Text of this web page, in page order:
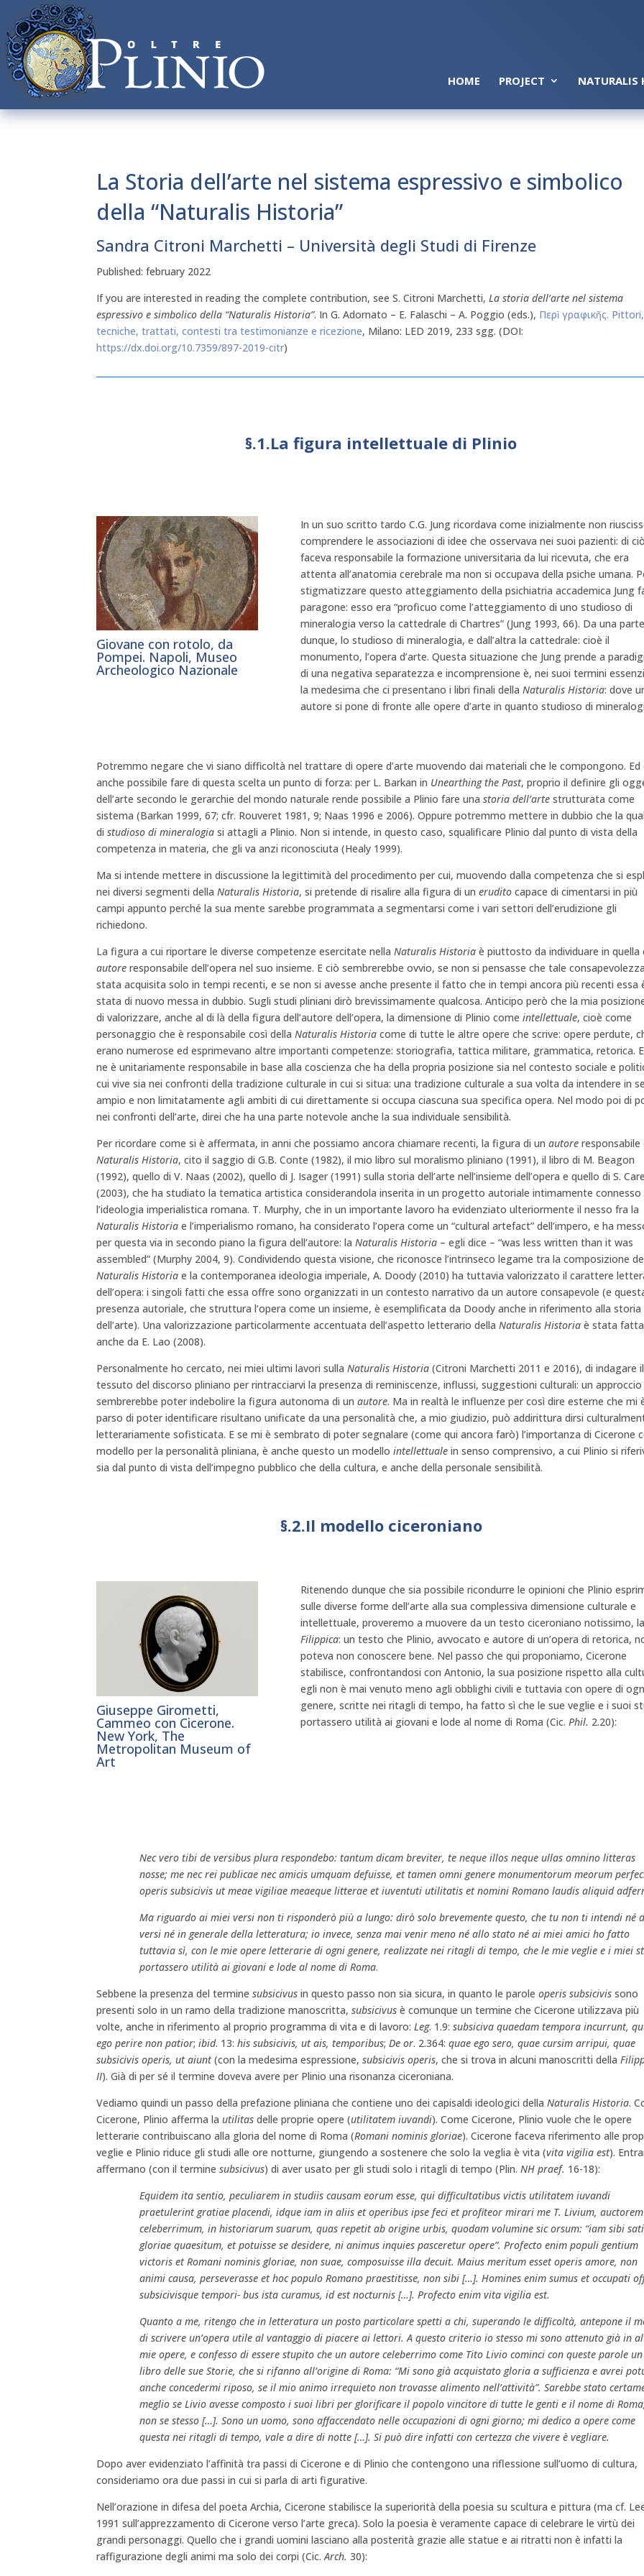
HOME PROJECT NATURALIS
La Storia dell’arte nel sistema espressivo e simbolico
della “Naturalis Historia”
Sandra Citroni Marchetti – Università degli Studi di Firenze
Published: february 2022
If you are interested in reading the complete contribution, see S. Citroni Marchetti,La storia dell’arte nel sistema
espressivo e simbolico della “Naturalis Historia”. In G. Adornato – E. Falaschi – A. Poggio (eds.), Περὶ γραφικῆς. Pittori,
tecniche, trattati, contesti tra testimonianze e ricezione, Milano: LED 2019, 233 sgg. (DOI:
https://dx.doi.org/10.7359/897-2019-citr)
§.1.La figura intellettuale di Plinio
Giovane con rotolo, da
Pompei. Napoli, Museo
Archeologico Nazionale
In un suo scritto tardo C.G. Jung ricordava come inizialmente non
comprendere le associazioni di idee che osservava nei suoi pazienti: di
faceva responsabile la formazione universitaria da lui ricevuta, che era
attenta all’anatomia cerebrale ma non si occupava della psiche umana.
stigmatizzare questo atteggiamento della psichiatria accademica Jung
paragone: esso era “proficuo come l’atteggiamento di uno studioso di
mineralogia verso la cattedrale di Chartres” (Jung 1993, 66). Da una
dunque, lo studioso di mineralogia, e dall’altra la cattedrale: cioè il
monumento, l’opera d’arte. Questa situazione che Jung prende a
di una negativa separatezza e incomprensione è, nei suoi termini
la medesima che ci presentano i libri finali della Naturalis Historia: dove
autore si pone di fronte alle opere d’arte in quanto studioso di
Potremmo negare che vi siano difficoltà nel trattare di opere d’arte muovendo dai materiali che le compongono. Ed
anche possibile fare di questa scelta un punto di forza: per L. Barkan in Unearthing the Past, proprio il definire gli
dell’arte secondo le gerarchie del mondo naturale rende possibile a Plinio fare unastoria dell’artestrutturata come
sistema (Barkan 1999, 67; cfr. Rouveret 1981, 9; Naas 1996 e 2006). Oppure potremmo mettere in dubbio che la
distudioso di mineralogiasi attagli a Plinio. Non si intende, in questo caso, squalificare Plinio dal punto di vista della
competenza in materia, che gli va anzi riconosciuta (Healy 1999).
Ma si intende mettere in discussione la legittimità del procedimento per cui, muovendo dalla competenza che si
nei diversi segmenti dellaNaturalis Historia, si pretende di risalire alla figura di uneruditocapace di cimentarsi in più
campi appunto perché la sua mente sarebbe programmata a segmentarsi come i vari settori dell’erudizione gli
richiedono.
La figura a cui riportare le diverse competenze esercitate nellaNaturalis Historiaè piuttosto da individuare in quella
autoreresponsabile dell’opera nel suo insieme. E ciò sembrerebbe ovvio, se non si pensasse che tale
stata acquisita solo in tempi recenti, e se non si avesse anche presente il fatto che in tempi ancora più recenti essa
stata di nuovo messa in dubbio. Sugli studi pliniani dirò brevissimamente qualcosa. Anticipo però che la mia
di valorizzare, anche al di là della figura dell’autore dell’opera, la dimensione di Plinio comeintellettuale, cioè come
personaggio che è responsabile così dellaNaturalis Historiacome di tutte le altre opere che scrive: opere perdute,
erano numerose ed esprimevano altre importanti competenze: storiografia, tattica militare, grammatica, retorica.
ne è unitariamente responsabile in base alla coscienza che ha della propria posizione sia nel contesto sociale e
cui vive sia nei confronti della tradizione culturale in cui si situa: una tradizione culturale a sua volta da intendere in
ampio e non limitatamente agli ambiti di cui direttamente si occupa ciascuna sua specifica opera. Nel modo poi di
nei confronti dell’arte, direi che ha una parte notevole anche la sua individuale sensibilità.
Per ricordare come si è affermata, in anni che possiamo ancora chiamare recenti, la figura di unautoreresponsabile
Naturalis Historia, cito il saggio di G.B. Conte (1982), il mio libro sul moralismo pliniano (1991), il libro di M. Beagon
(1992), quello di V. Naas (2002), quello di J. Isager (1991) sulla storia dell’arte nell’insieme dell’opera e quello di S.
(2003), che ha studiato la tematica artistica considerandola inserita in un progetto autoriale intimamente connesso
l’ideologia imperialistica romana. T. Murphy, che in un importante lavoro ha evidenziato ulteriormente il nesso fra la
Naturalis Historiae l’imperialismo romano, ha considerato l’opera come un “cultural artefact” dell’impero, e ha
per questa via in secondo piano la figura dell’autore: laNaturalis Historia – egli dice – “was less written than it was
assembled” (Murphy 2004, 9). Condividendo questa visione, che riconosce l’intrinseco legame tra la composizione
Naturalis Historiae la contemporanea ideologia imperiale, A. Doody (2010) ha tuttavia valorizzato il carattere
dell’opera: i singoli fatti che essa offre sono organizzati in un contesto narrativo da un autore consapevole (e
presenza autoriale, che struttura l’opera come un insieme, è esemplificata da Doody anche in riferimento alla storia
dell’arte). Una valorizzazione particolarmente accentuata dell’aspetto letterario dellaNaturalis Historiaè stata fatta
anche da E. Lao (2008).
Personalmente ho cercato, nei miei ultimi lavori sullaNaturalis Historia(Citroni Marchetti 2011 e 2016), di indagare il
tessuto del discorso pliniano per rintracciarvi la presenza di reminiscenze, influssi, suggestioni culturali: un approccio
sembrerebbe poter indebolire la figura autonoma di unautore. Ma in realtà le influenze per così dire esterne che mi
parso di poter identificare risultano unificate da una personalità che, a mio giudizio, può addirittura dirsi
letterariamente sofisticata. E se mi è sembrato di poter segnalare (come qui ancora farò) l’importanza di Cicerone
modello per la personalità pliniana, è anche questo un modellointellettualein senso comprensivo, a cui Plinio si
sia dal punto di vista dell’impegno pubblico che della cultura, e anche della personale sensibilità.
§.2.Il modello ciceroniano
Giuseppe Girometti,
Cammeo con Cicerone.
New York, The
Metropolitan Museum of
Art
Ritenendo dunque che sia possibile ricondurre le opinioni che Plinio
sulle diverse forme dell’arte alla sua complessiva dimensione culturale e
intellettuale, proveremo a muovere da un testo ciceroniano notissimo,
Filippica: un testo che Plinio, avvocato e autore di un’opera di retorica,
poteva non conoscere bene. Nel passo che qui proponiamo, Cicerone
stabilisce, confrontandosi con Antonio, la sua posizione rispetto alla
egli non è mai venuto meno agli obblighi civili e tuttavia con opere di
genere, scritte nei ritagli di tempo, ha fatto sì che le sue veglie e i suoi
portassero utilità ai giovani e lode al nome di Roma (Cic. Phil. 2.20):
Nec vero tibi de versibus plura respondebo: tantum dicam breviter, te neque illos neque ullas omnino litteras
nosse; me nec rei publicae nec amicis umquam defuisse, et tamen omni genere monumentorum meorum
operis subsicivis ut meae vigiliae meaeque litterae et iuventuti utilitatis et nomini Romano laudis aliquid
Ma riguardo ai miei versi non ti risponderò più a lungo: dirò solo brevemente questo, che tu non ti intendi né
versi né in generale della letteratura; io invece, senza mai venir meno né allo stato né ai miei amici ho fatto
tuttavia sì, con le mie opere letterarie di ogni genere, realizzate nei ritagli di tempo, che le mie veglie e i miei
portassero utilità ai giovani e lode al nome di Roma.
Sebbene la presenza del terminesubsicivus in questo passo non sia sicura, in quanto le paroleoperis subsicivis sono
presenti solo in un ramo della tradizione manoscritta,subsicivus è comunque un termine che Cicerone utilizzava più
volte, anche in riferimento al proprio programma di vita e di lavoro:Leg. 1.9:subsiciva quaedam tempora incurrunt,
ego perire non patior;ibid. 13:his subsicivis, ut ais, temporibus;De or. 2.364:quae ego sero, quae cursim arripui, quae
subsicivis operis, ut aiunt(con la medesima espressione,subsicivis operis, che si trova in alcuni manoscritti della
II). Già di per sé il termine doveva avere per Plinio una risonanza ciceroniana.
Vediamo quindi un passo della prefazione pliniana che contiene uno dei capisaldi ideologici dellaNaturalis Historia.
Cicerone, Plinio afferma lautilitasdelle proprie opere (utilitatem iuvandi). Come Cicerone, Plinio vuole che le opere
letterarie contribuiscano alla gloria del nome di Roma (Romani nominis gloriae). Cicerone faceva riferimento alle
veglie e Plinio riduce gli studi alle ore notturne, giungendo a sostenere che solo la veglia è vita (vita vigilia est).
affermano (con il terminesubsicivus) di aver usato per gli studi solo i ritagli di tempo (Plin.NH praef. 16-18):
Equidem ita sentio, peculiarem in studiis causam eorum esse, qui difficultatibus victis utilitatem iuvandi
praetulerint gratiae placendi, idque iam in aliis et operibus ipse feci et profiteor mirari me T. Livium, auctorem
celeberrimum, in historiarum suarum, quas repetit ab origine urbis, quodam volumine sic orsum: “iam sibi
gloriae quaesitum, et potuisse se desidere, ni animus inquies pasceretur opere”. Profecto enim populi gentium
victoris et Romani nominis gloriae, non suae, composuisse illa decuit. Maius meritum esset operis amore, non
animi causa, perseverasse et hoc populo Romano praestitisse, non sibi […]. Homines enim sumus et occupati
subsicivisque tempori- bus ista curamus, id est nocturnis […]. Profecto enim vita vigilia est.
Quanto a me, ritengo che in letteratura un posto particolare spetti a chi, superando le difficoltà, antepone il
di scrivere un’opera utile al vantaggio di piacere ai lettori. A questo criterio io stesso mi sono attenuto già in
mie opere, e confesso di essere stupito che un autore celeberrimo come Tito Livio cominci con queste parole un
libro delle sue Storie, che si rifanno all’origine di Roma: “Mi sono già acquistato gloria a sufficienza e avrei
anche concedermi riposo, se il mio animo irrequieto non trovasse alimento nell’attività”. Sarebbe stato
meglio se Livio avesse composto i suoi libri per glorificare il popolo vincitore di tutte le genti e il nome di Roma,
non se stesso […]. Sono un uomo, sono affaccendato nelle occupazioni di ogni giorno; mi dedico a opere come
questa nei ritagli di tempo, vale a dire di notte […]. Si può dire infatti con certezza che vivere è vegliare.
Dopo aver evidenziato l’affinità tra passi di Cicerone e di Plinio che contengono una riflessione sull’uomo di cultura,
consideriamo ora due passi in cui si parla di arti figurative.
Nell’orazione in difesa del poeta Archia, Cicerone stabilisce la superiorità della poesia su scultura e pittura (ma cf.
1991 sull’apprezzamento di Cicerone verso l’arte greca). Solo la poesia è veramente capace di celebrare le virtù dei
grandi personaggi. Quello che i grandi uomini lasciano alla posterità grazie alle statue e ai ritratti non è infatti la
raffigurazione degli animi ma solo dei corpi (Cic.Arch.30):